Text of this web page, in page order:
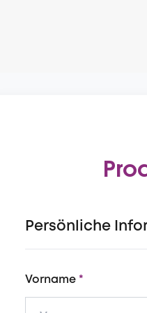
Persönliche
Vorname